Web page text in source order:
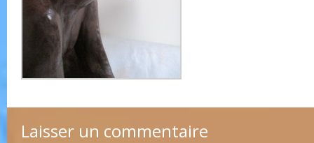
Laisser un commentaire